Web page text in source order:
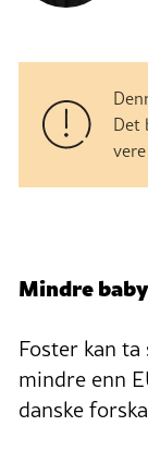
Det
Mindre
Foster kan
mindre enn
danske